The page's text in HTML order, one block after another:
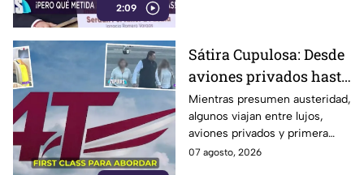
2:09
justificar el deterioro de la
infraestructura en Puebla.
Sátira Cupulosa: Desde
aviones privados hasta
vuelos en primera
clase, así viajan los
morenistas Alejandro
Armentiras y Jose Luis
Mientras presumen austeridad,
algunos viajan entre lujos,
aviones privados y primera
clase… al parecer ya se
07 agosto, 2026